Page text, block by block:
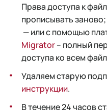
Права доступа к
прописывать заново;
— или с помощью
Migrator– полный
доступа ко всем
Удаляем старую
инструкции.
В течение 24 часов